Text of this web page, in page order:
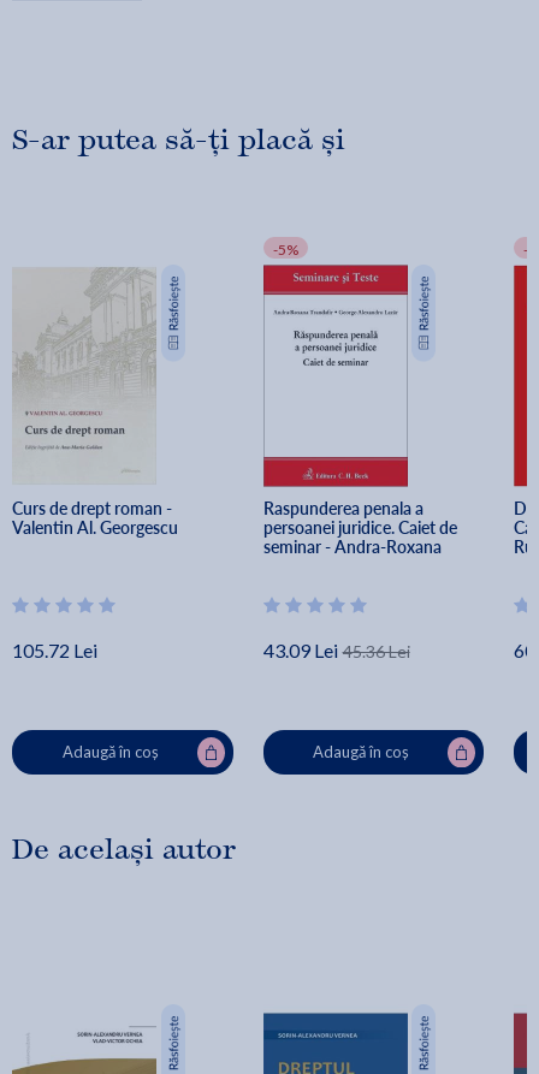
S-ar putea să-ți placă și
Curs de drept roman -
Valentin Al. Georgescu
105.72 Lei
Adaugă în coș
-5%
Raspunderea penala a
persoanei juridice. Caiet de
seminar - Andra-Roxana
43.09 Lei 45.36 Lei
Adaugă în coș
-
De același autor